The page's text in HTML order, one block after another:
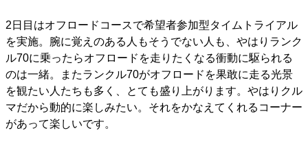
2日目はオフロードコースで希望者参加型タイムトライアル
を実施。腕に覚えのある人もそうでない人も、やはりランク
ル70に乗ったらオフロードを走りたくなる衝動に駆られる
のは一緒。またランクル70がオフロードを果敢に走る光景
を観たい人たちも多く、とても盛り上がります。やはりクル
マだから動的に楽しみたい。それをかなえてくれるコーナー
があって楽しいです。